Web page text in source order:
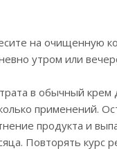
на очищенную
утром или
в обычный крем
применений.
продукта и
Повторять курс